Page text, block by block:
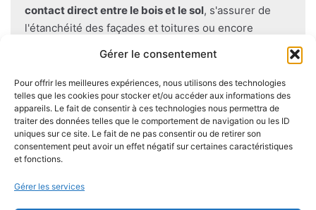
Gérer le consentement
Pour offrir les meilleures expériences, nous utilisons des technologies
telles que les cookies pour stocker et/ou accéder aux informations des
appareils. Le fait de consentir à ces technologies nous permettra de
traiter des données telles que le comportement de navigation ou les ID
uniques sur ce site. Le fait de ne pas consentir ou de retirer son
consentement peut avoir un effet négatif sur certaines caractéristiques
et fonctions.
Gérer les services
contact direct entre le bois et le sol, s'assurer de
l'étanchéité des façades et toitures ou encore
prévoir des aérations en sous-sol limitent les risques
majeurs d'apparition de champignons lignivores.
Je demande le descriptif des
risques pour ma ville